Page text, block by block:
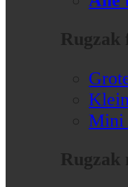
Rugzak
Mini
Rugzak